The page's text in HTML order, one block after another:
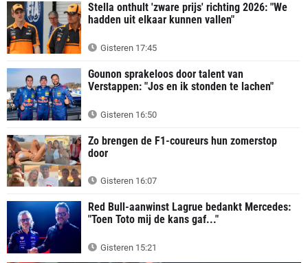
Stella onthult 'zware prijs' richting 2026: "We
hadden uit elkaar kunnen vallen"
Gisteren 17:45
Gounon sprakeloos door talent van
Verstappen: "Jos en ik stonden te lachen"
Gisteren 16:50
Zo brengen de F1-coureurs hun zomerstop
door
Gisteren 16:07
Red Bull-aanwinst Lagrue bedankt Mercedes:
"Toen Toto mij de kans gaf..."
Gisteren 15:21